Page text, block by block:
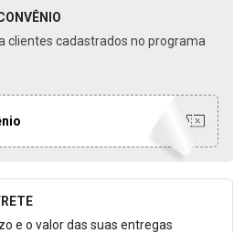
clientes cadastrados no programa
o Frete
e o valor das suas entregas